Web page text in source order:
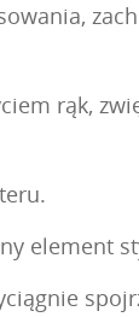
rąk,
element